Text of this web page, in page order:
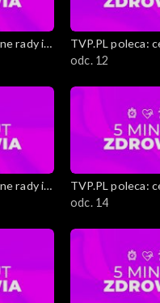
rady i
TVP.PL poleca:
ciekawostki
odc. 12
rady i
TVP.PL poleca:
ciekawostki
odc. 14